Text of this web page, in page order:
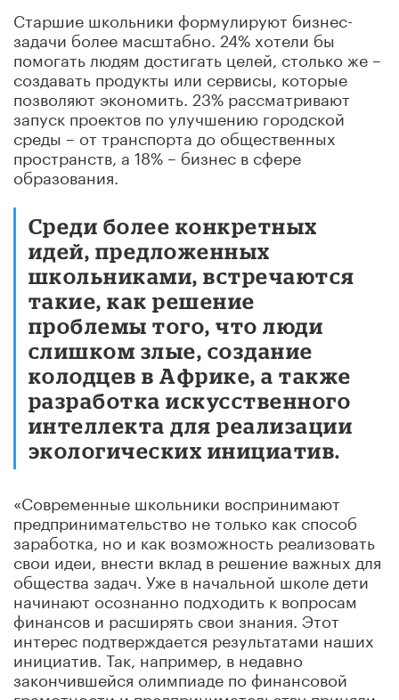
Старшие школьники формулируют бизнес-
задачи более масштабно. 24% хотели бы
помогать людям достигать целей, столько же –
создавать продукты или сервисы, которые
позволяют экономить. 23% рассматривают
запуск проектов по улучшению городской
среды – от транспорта до общественных
пространств, а 18% – бизнес в сфере
образования.
Среди более конкретных
идей, предложенных
школьниками, встречаются
такие, как решение
проблемы того, что люди
слишком злые, создание
колодцев в Африке, а также
разработка искусственного
интеллекта для реализации
экологических инициатив.
«Современные школьники воспринимают
предпринимательство не только как способ
заработка, но и как возможность реализовать
свои идеи, внести вклад в решение важных для
общества задач. Уже в начальной школе дети
начинают осознанно подходить к вопросам
финансов и расширять свои знания. Этот
интерес подтверждается результатами наших
инициатив. Так, например, в недавно
закончившейся олимпиаде по финансовой